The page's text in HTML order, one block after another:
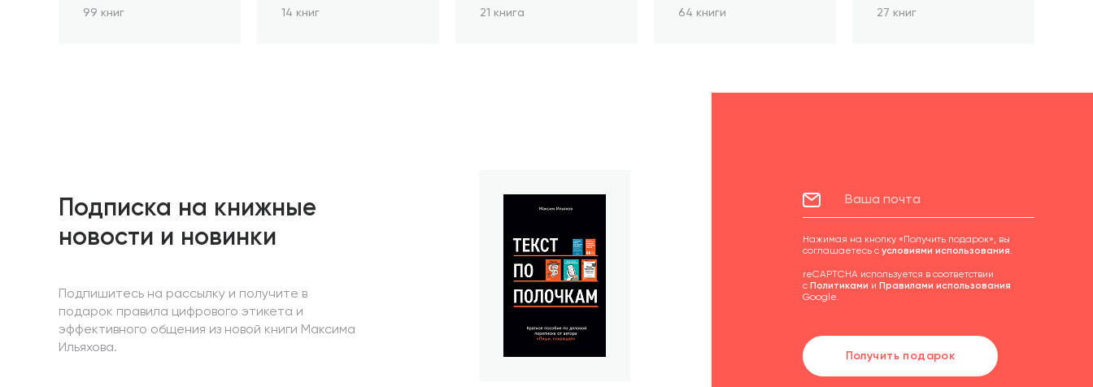
99 книг 14 книг 21 книга 64 книги 27 книг
Подписка на книжные
новости и новинки
Подпишитесь на рассылку и получите в
подарок правила цифрового этикета и
эффективного общения из новой книги Максима
Ильяхова.
Нажимая на кнопку «Получить подарок», вы
соглашаетесь с условиями использования.
reCAPTCHA используется в соответствии
с Политиками и Правилами использования
Google.
Получить подарок